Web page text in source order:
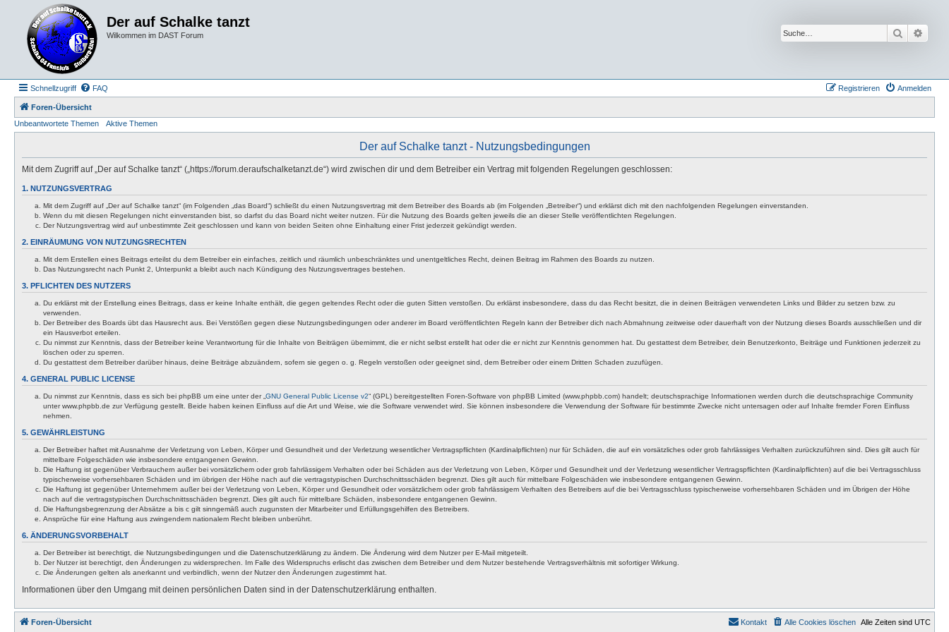
Der auf Schalke tanzt
Wilkommen im DAST Forum Suche
Schnellzugriff FAQ Anmelden
Registrieren
Foren-Übersicht
Unbeantwortete Themen
Aktive Themen
Der auf Schalke tanzt - Nutzungsbedingungen
Mit dem Zugriff auf „Der auf Schalke tanzt“ („https://forum.deraufschalketanzt.de“) wird zwischen dir und dem Betreiber ein Vertrag mit folgenden Regelungen geschlossen:
1. NUTZUNGSVERTRAG
Mit dem Zugriff auf „Der auf Schalke tanzt“ (im Folgenden „das Board“) schließt du einen Nutzungsvertrag mit dem Betreiber des Boards ab (im Folgenden „Betreiber“) und erklärst dich mit den nachfolgenden Regelungen einverstanden.
Wenn du mit diesen Regelungen nicht einverstanden bist, so darfst du das Board nicht weiter nutzen. Für die Nutzung des Boards gelten jeweils die an dieser Stelle veröffentlichten Regelungen.
Der Nutzungsvertrag wird auf unbestimmte Zeit geschlossen und kann von beiden Seiten ohne Einhaltung einer Frist jederzeit gekündigt werden.
2. EINRÄUMUNG VON NUTZUNGSRECHTEN
Mit dem Erstellen eines Beitrags erteilst du dem Betreiber ein einfaches, zeitlich und räumlich unbeschränktes und unentgeltliches Recht, deinen Beitrag im Rahmen des Boards zu nutzen.
Das Nutzungsrecht nach Punkt 2, Unterpunkt a bleibt auch nach Kündigung des Nutzungsvertrages bestehen.
3. PFLICHTEN DES NUTZERS
Du erklärst mit der Erstellung eines Beitrags, dass er keine Inhalte enthält, die gegen geltendes Recht oder die guten Sitten verstoßen. Du erklärst insbesondere, dass du das Recht besitzt, die in deinen Beiträgen verwendeten Links und Bilder zu setzen bzw. zu
verwenden.
Der Betreiber des Boards übt das Hausrecht aus. Bei Verstößen gegen diese Nutzungsbedingungen oder anderer im Board veröffentlichten Regeln kann der Betreiber dich nach Abmahnung zeitweise oder dauerhaft von der Nutzung dieses Boards ausschließen und dir
ein Hausverbot erteilen.
Du nimmst zur Kenntnis, dass der Betreiber keine Verantwortung für die Inhalte von Beiträgen übernimmt, die er nicht selbst erstellt hat oder die er nicht zur Kenntnis genommen hat. Du gestattest dem Betreiber, dein Benutzerkonto, Beiträge und Funktionen jederzeit zu
löschen oder zu sperren.
Du gestattest dem Betreiber darüber hinaus, deine Beiträge abzuändern, sofern sie gegen o. g. Regeln verstoßen oder geeignet sind, dem Betreiber oder einem Dritten Schaden zuzufügen.
4. GENERAL PUBLIC LICENSE
Du nimmst zur Kenntnis, dass es sich bei phpBB um eine unter der „ GNU General Public License v2“ (GPL) bereitgestellten Foren-Software von phpBB Limited (www.phpbb.com) handelt; deutschsprachige Informationen werden durch die deutschsprachige Community
unter www.phpbb.de zur Verfügung gestellt. Beide haben keinen Einfluss auf die Art und Weise, wie die Software verwendet wird. Sie können insbesondere die Verwendung der Software für bestimmte Zwecke nicht untersagen oder auf Inhalte fremder Foren Einfluss
nehmen.
5. GEWÄHRLEISTUNG
Der Betreiber haftet mit Ausnahme der Verletzung von Leben, Körper und Gesundheit und der Verletzung wesentlicher Vertragspflichten (Kardinalpflichten) nur für Schäden, die auf ein vorsätzliches oder grob fahrlässiges Verhalten zurückzuführen sind. Dies gilt auch für
mittelbare Folgeschäden wie insbesondere entgangenen Gewinn.
Die Haftung ist gegenüber Verbrauchern außer bei vorsätzlichem oder grob fahrlässigem Verhalten oder bei Schäden aus der Verletzung von Leben, Körper und Gesundheit und der Verletzung wesentlicher Vertragspflichten (Kardinalpflichten) auf die bei Vertragsschluss
typischerweise vorhersehbaren Schäden und im übrigen der Höhe nach auf die vertragstypischen Durchschnittsschäden begrenzt. Dies gilt auch für mittelbare Folgeschäden wie insbesondere entgangenen Gewinn.
Die Haftung ist gegenüber Unternehmern außer bei der Verletzung von Leben, Körper und Gesundheit oder vorsätzlichem oder grob fahrlässigem Verhalten des Betreibers auf die bei Vertragsschluss typischerweise vorhersehbaren Schäden und im Übrigen der Höhe
nach auf die vertragstypischen Durchschnittsschäden begrenzt. Dies gilt auch für mittelbare Schäden, insbesondere entgangenen Gewinn.
Die Haftungsbegrenzung der Absätze a bis c gilt sinngemäß auch zugunsten der Mitarbeiter und Erfüllungsgehilfen des Betreibers.
Ansprüche für eine Haftung aus zwingendem nationalem Recht bleiben unberührt.
6. ÄNDERUNGSVORBEHALT
Der Betreiber ist berechtigt, die Nutzungsbedingungen und die Datenschutzerklärung zu ändern. Die Änderung wird dem Nutzer per E-Mail mitgeteilt.
Der Nutzer ist berechtigt, den Änderungen zu widersprechen. Im Falle des Widerspruchs erlischt das zwischen dem Betreiber und dem Nutzer bestehende Vertragsverhältnis mit sofortiger Wirkung.
Die Änderungen gelten als anerkannt und verbindlich, wenn der Nutzer den Änderungen zugestimmt hat.
Informationen über den Umgang mit deinen persönlichen Daten sind in der Datenschutzerklärung enthalten.
Foren-Übersicht Alle Zeiten sind UTC
Alle Cookies löschen
Kontakt